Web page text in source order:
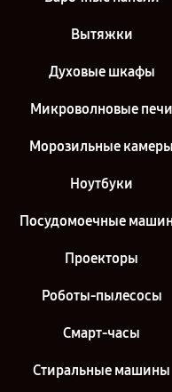
Вытяжки
Духовые шкафы
Микроволновые печи
Морозильные камеры
Ноутбуки
Посудомоечные
Проекторы
Роботы-пылесосы
Смарт-часы
Стиральные машины